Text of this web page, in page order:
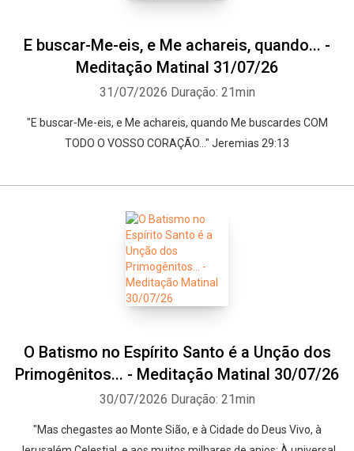
E buscar-Me-eis, e Me achareis, quando... -
Meditação Matinal 31/07/26
31/07/2026 Duração: 21min
"E buscar-Me-eis, e Me achareis, quando Me buscardes COM
TODO O VOSSO CORAÇÃO..." Jeremias 29:13
O Batismo no Espírito Santo é a Unção dos
Primogênitos... - Meditação Matinal 30/07/26
30/07/2026 Duração: 21min
"Mas chegastes ao Monte Sião, e à Cidade do Deus Vivo, à